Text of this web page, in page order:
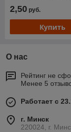
2,50 руб.
Купить
О нас
Рейтинг не
Менее 5
Работает с
г. Минск
220024, г.